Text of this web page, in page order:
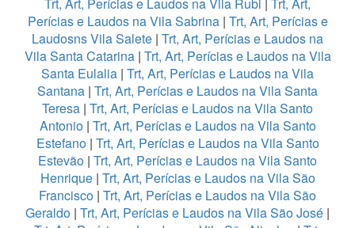
Trt, Art, Perícias e Laudos na Vila Rubi | Trt, Art,
Perícias e Laudos na Vila Sabrina| Trt, Art, Perícias e
Laudosns Vila Salete | Trt, Art, Perícias e Laudos na
Vila Santa Catarina| Trt, Art, Perícias e Laudos na Vila
Santa Eulalia | Trt, Art, Perícias e Laudos na Vila
Santana | Trt, Art, Perícias e Laudos na Vila Santa
Teresa | Trt, Art, Perícias e Laudos na Vila Santo
Antonio| Trt, Art, Perícias e Laudos na Vila Santo
Estefano| Trt, Art, Perícias e Laudos na Vila Santo
Estevão | Trt, Art, Perícias e Laudos na Vila Santo
Henrique| Trt, Art, Perícias e Laudos na Vila São
Francisco | Trt, Art, Perícias e Laudos na Vila São
Geraldo | Trt, Art, Perícias e Laudos na Vila São José |